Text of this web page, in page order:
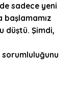
sadece yeni
başlamamız
düştü. Şimdi,